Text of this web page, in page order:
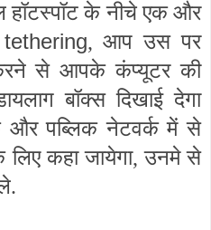
हॉटस्पॉट के नीचे एक और
, आप उस पर
से आपके कंप्यूटर की
बॉक्स दिखाई देगा
और पब्लिक नेटवर्क में से
कहा जायेगा, उनमे से